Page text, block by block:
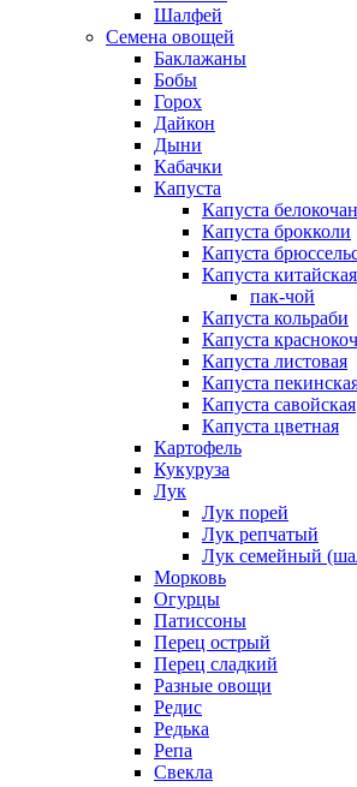
Шалфей
Семена овощей
Баклажаны
Бобы
Горох
Дайкон
Дыни
Кабачки
Капуста
Капуста
Капуста брокколи
Капуста
Капуста китайская
пак-чой
Капуста кольраби
Капуста
Капуста листовая
Капуста
Капуста савойская
Капуста цветная
Картофель
Кукуруза
Лук
Лук порей
Лук репчатый
Лук семейный
Морковь
Огурцы
Патиссоны
Перец острый
Перец сладкий
Разные овощи
Редис
Редька
Репа
Свекла